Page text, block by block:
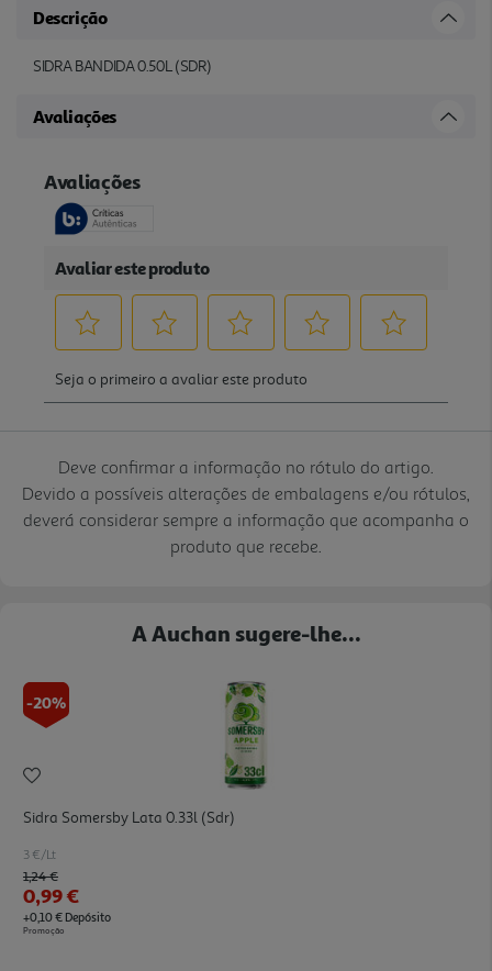
Descrição
SIDRA BANDIDA 0.50L (SDR)
Avaliações
Deve confirmar a informação no rótulo do artigo.
Devido a possíveis alterações de embalagens e/ou rótulos,
deverá considerar sempre a informação que acompanha o
produto que recebe.
A Auchan sugere-lhe...
-20%
Sidra Somersby Lata 0.33l (sdr)
3 €/Lt
Price reduced from
1,24 €to
0,99 €
+0,10 € Depósito
Promoção